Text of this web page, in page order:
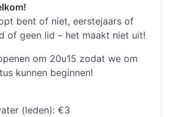
bent of niet, eerstejaars of
of geen lid – het maakt niet uit!
om 20u15 zodat we om
kunnen beginnen!
(leden): €3